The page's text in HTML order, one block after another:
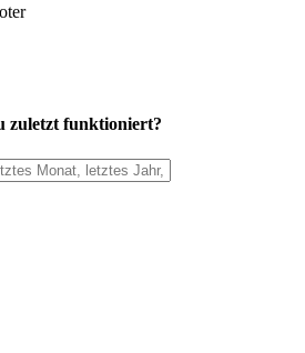
zuletzt funktioniert?